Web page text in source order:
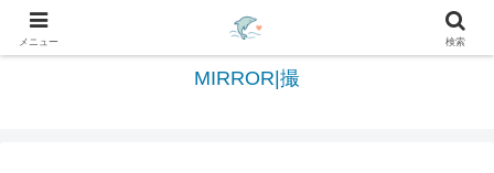
日々を綴る＆写真を切撮る世界へようこそ
MIRROR|撮
メニュー 検索